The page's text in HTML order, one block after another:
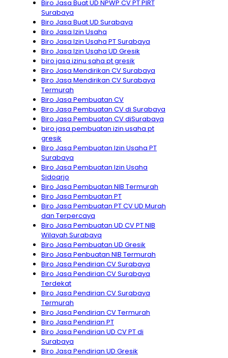
Biro Jasa Buat UD NPWP CV PT PIRT
Surabaya
Biro Jasa Buat UD Surabaya
Biro Jasa Izin Usaha
Biro Jasa Izin Usaha PT Surabaya
Biro Jasa Izin Usaha UD Gresik
biro jasa izinu saha pt gresik
Biro Jasa Mendirikan CV Surabaya
Biro Jasa Mendirikan CV Surabaya
Termurah
Biro Jasa Pembuatan CV
Biro Jasa Pembuatan CV di Surabaya
Biro Jasa Pembuatan CV diSurabaya
biro jasa pembuatan izin usaha pt
gresik
Biro Jasa Pembuatan Izin Usaha PT
Surabaya
Biro Jasa Pembuatan Izin Usaha
Sidoarjo
Biro Jasa Pembuatan NIB Termurah
Biro Jasa Pembuatan PT
Biro Jasa Pembuatan PT CV UD Murah
dan Terpercaya
Biro Jasa Pembuatan UD CV PT NIB
Wilayah Surabaya
Biro Jasa Pembuatan UD Gresik
Biro Jasa Penbuatan NIB Termurah
Biro Jasa Pendirian CV Surabaya
Biro Jasa Pendirian CV Surabaya
Terdekat
Biro Jasa Pendirian CV Surabaya
Termurah
Biro Jasa Pendirian CV Termurah
Biro Jasa Pendirian PT
Biro Jasa Pendirian UD CV PT di
Surabaya
Biro Jasa Pendirian UD Gresik